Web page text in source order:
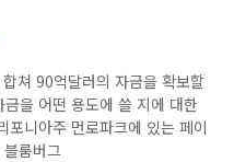
쳐 90억달러의 자금을 확보할
을 어떤 용도에 쓸 지에 대한
포니아주 먼로파크에 있는 페이
룸버그